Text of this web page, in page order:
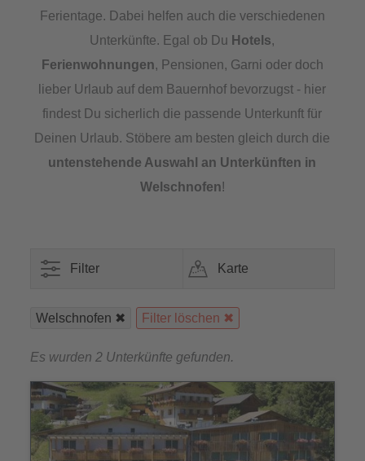
Ferientage. Dabei helfen auch die verschiedenen
Unterkünfte. Egal ob Du Hotels,
Ferienwohnungen, Pensionen, Garni oder doch
lieber Urlaub auf dem Bauernhof bevorzugst - hier
findest Du sicherlich die passende Unterkunft für
Deinen Urlaub. Stöbere am besten gleich durch die
untenstehende Auswahl an Unterkünften in
Welschnofen!
Filter Karte
Welschnofen Filter löschen
Es wurden 2 Unterkünfte gefunden.